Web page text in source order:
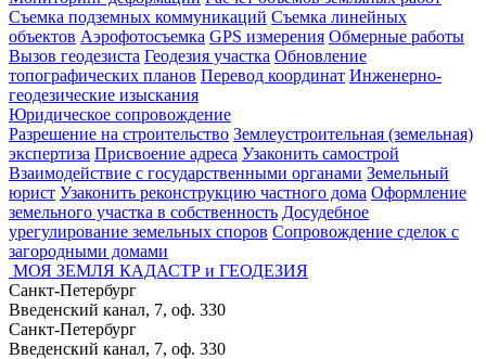
Съемка подземных коммуникаций Съемка линейных
объектов Аэрофотосъемка GPS измерения Обмерные работы
Вызов геодезиста Геодезия участка Обновление
топографических планов Перевод координат Инженерно-
геодезические изыскания
Юридическое сопровождение
Разрешение на строительство Землеустроительная (земельная)
экспертиза Присвоение адреса Узаконить самострой
Взаимодействие с государственными органами Земельный
юрист Узаконить реконструкцию частного дома Оформление
земельного участка в собственность Досудебное
урегулирование земельных споров Сопровождение сделок с
загородными домами
МОЯ ЗЕМЛЯ КАДАСТР и ГЕОДЕЗИЯ
Санкт-Петербург
Введенский канал, 7, оф. 330
Санкт-Петербург
Введенский канал, 7, оф. 330